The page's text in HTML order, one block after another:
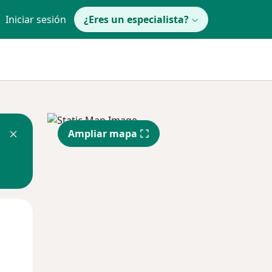
Iniciar sesión ¿Eres un especialista?
Ampliar mapa